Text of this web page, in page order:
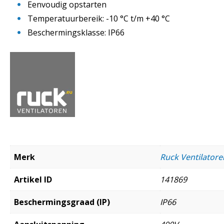
Eenvoudig opstarten
Temperatuurbereik: -10 °C t/m +40 °C
Beschermingsklasse: IP66
Merk Ruck
Artikel ID 141869
Beschermingsgraad (IP) IP66